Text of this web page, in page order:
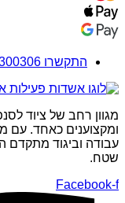
התקשרו 052-2300306
מגוון רחב של ציוד
ומקצוענים כאחד. עם
עבודה וביגוד מתקדם
שטח.
Facebook-f